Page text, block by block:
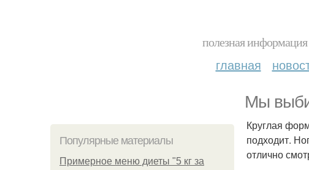
полезная
главная
Мы
Популярные материалы
Примерное меню диеты "5 кг за
Круглая
подходит.
отлично